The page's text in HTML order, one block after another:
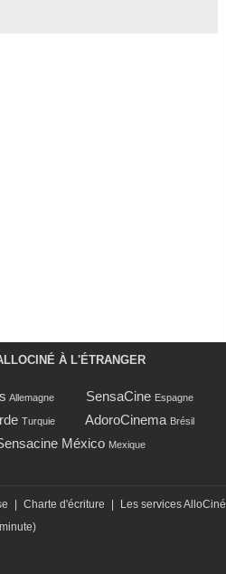
À L'ÉTRANGER
Allemagne SensaCine Espagne
Turquie AdoroCinema Brésil
México Mexique
Charte d'écriture Les services AlloCiné